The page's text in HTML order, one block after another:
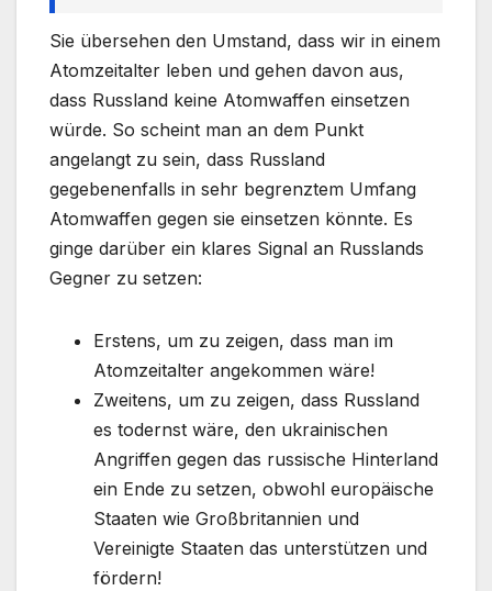
Sie übersehen den Umstand, dass wir in einem
Atomzeitalter leben und gehen davon aus,
dass Russland keine Atomwaffen einsetzen
würde. So scheint man an dem Punkt
angelangt zu sein, dass Russland
gegebenenfalls in sehr begrenztem Umfang
Atomwaffen gegen sie einsetzen könnte. Es
ginge darüber ein klares Signal an Russlands
Gegner zu setzen:
Erstens, um zu zeigen, dass man im
Atomzeitalter angekommen wäre!
Zweitens, um zu zeigen, dass Russland
es todernst wäre, den ukrainischen
Angriffen gegen das russische Hinterland
ein Ende zu setzen, obwohl europäische
Staaten wie Großbritannien und
Vereinigte Staaten das unterstützen und
fördern!